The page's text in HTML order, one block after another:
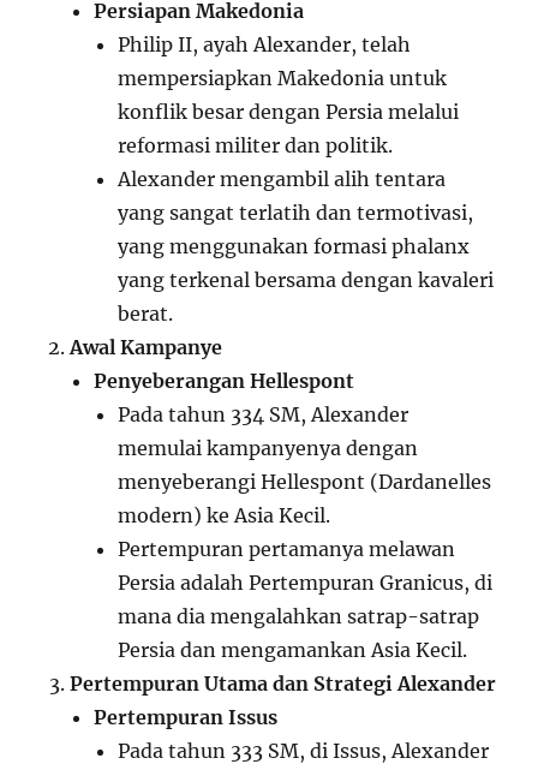
Persiapan Makedonia
Philip II, ayah Alexander, telah
mempersiapkan Makedonia untuk
konflik besar dengan Persia melalui
reformasi militer dan politik.
Alexander mengambil alih tentara
yang sangat terlatih dan termotivasi,
yang menggunakan formasi phalanx
yang terkenal bersama dengan kavaleri
berat.
Awal Kampanye
Penyeberangan Hellespont
Pada tahun 334 SM, Alexander
memulai kampanyenya dengan
menyeberangi Hellespont (Dardanelles
modern) ke Asia Kecil.
Pertempuran pertamanya melawan
Persia adalah Pertempuran Granicus, di
mana dia mengalahkan satrap-satrap
Persia dan mengamankan Asia Kecil.
Pertempuran Utama dan Strategi Alexander
Pertempuran Issus
Pada tahun 333 SM, di Issus, Alexander